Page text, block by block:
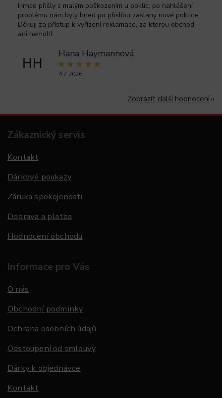
Hrnce přišly s malým poškozením u poklic, po nahlášení
problému nám byly hned po příslibu zaslány nové poklice.
Děkuji za přístup k vyřízení reklamace, za kterou obchod
ani nemohl.
HH
Hana Haymannová
4.7.2026
Zobrazit další hodnocení
Zákaznický servis
Kontakt
Dárkové poukazy
Záruka spokojenosti
Doprava a platba
Hodnocení obchodu
Informace pro Vás
O nás
Obchodní podmínky
Ochrana osobních údajů
Odstoupení od smlouvy
Dárky k objednávce
Kontakt